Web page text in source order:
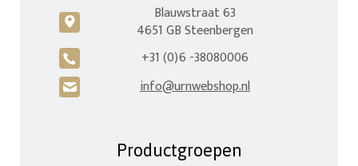
c
Blauwstraat 63
4651 GB Steenbergen
A +31 (0)6 -38080006
H info@urnwebshop.nl
Productgroepen